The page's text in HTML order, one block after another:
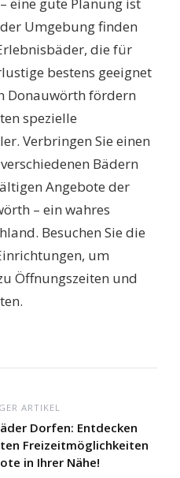
Umgebung finden
die für
bestens geeignet
Donauwörth fördern
spezielle
Verbringen Sie einen
Bädern
Angebote der
– ein wahres
Besuchen Sie die
um
Öffnungszeiten und
ARTIKEL
Dorfen: Entdecken
Freizeitmöglichkeiten
in Ihrer Nähe!